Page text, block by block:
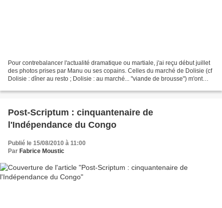
Pour contrebalancer l'actualité dramatique ou martiale, j'ai reçu début juillet
des photos prises par Manu ou ses copains. Celles du marché de Dolisie (cf
Dolisie : dîner au resto ; Dolisie : au marché... "viande de brousse") m'ont
Post-Scriptum : cinquantenaire de
l'Indépendance du Congo
Publié le 15/08/2010 à 11:00
Par Fabrice Moustic